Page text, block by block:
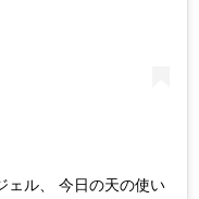
ェル、 今日の天の使い